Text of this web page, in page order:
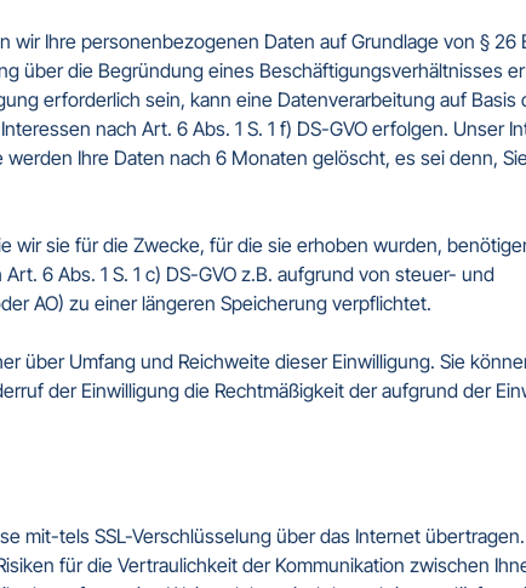
Ihre personenbezogenen Daten auf Grundlage von § 26
über die Begründung eines Beschäftigungsverhältnisses
erforderlich sein, kann eine Datenverarbeitung auf Basis
nach Art. 6 Abs. 1 S. 1 f) DS-GVO erfolgen. Unser
Ihre Daten nach 6 Monaten gelöscht, es sei denn,
sie für die Zwecke, für die sie erhoben wurden,
6 Abs. 1 S. 1 c) DS-GVO z.B. aufgrund von steuer- und
AO) zu einer längeren Speicherung verpflichtet.
über Umfang und Reichweite dieser Einwilligung. Sie
der Einwilligung die Rechtmäßigkeit der aufgrund der
mit-tels SSL-Verschlüsselung über das Internet
für die Vertraulichkeit der Kommunikation zwischen